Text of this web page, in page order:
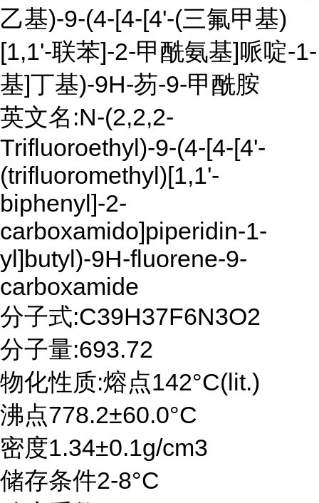
乙基)-9-(4-[4-[4'-(三氟甲基)
[1,1'-联苯]-2-甲酰氨基]哌啶-1-
基]丁基)-9H-芴-9-甲酰胺
英文名:N-(2,2,2-
Trifluoroethyl)-9-(4-[4-[4'-
(trifluoromethyl)[1,1'-
biphenyl]-2-
carboxamido]piperidin-1-
yl]butyl)-9H-fluorene-9-
carboxamide
分子式:C39H37F6N3O2
分子量:693.72
物化性质:熔点142°C(lit.)
沸点778.2±60.0°C
密度1.34±0.1g/cm3
储存条件2-8°C